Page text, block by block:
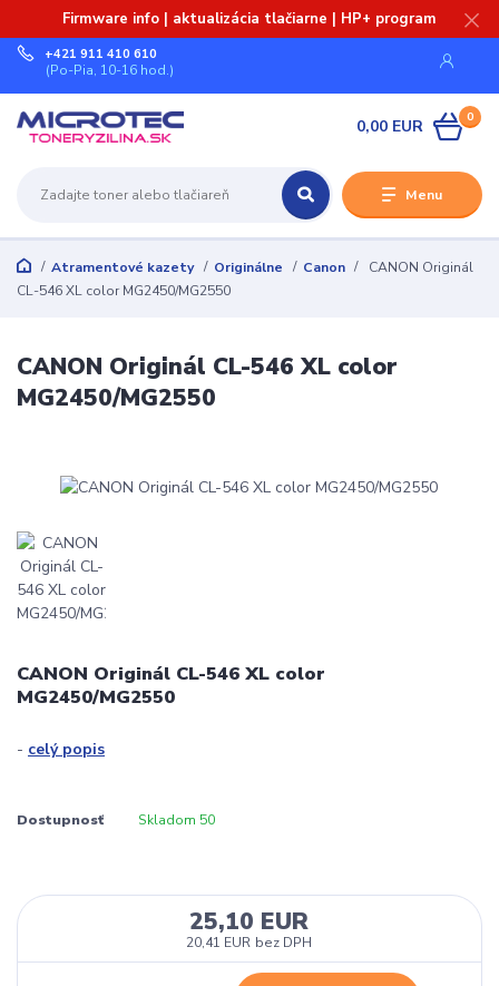
Firmware info | aktualizácia tlačiarne | HP+ program
Menu
+421 911 410 610
(Po-Pia, 10-16 hod.)
0
0,00 EUR
Atramentové kazety Originálne Canon
CANON Originál
CL-546 XL color MG2450/MG2550
CANON Originál CL-546 XL color
MG2450/MG2550
CANON Originál CL-546 XL color
MG2450/MG2550
- celý popis
Dostupnosť Skladom 50
25,10 EUR
20,41 EUR bez DPH